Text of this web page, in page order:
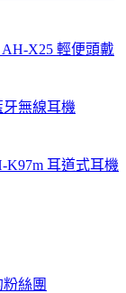
X25 輕便頭戴
牙無線耳機
耳道式耳機
絲團